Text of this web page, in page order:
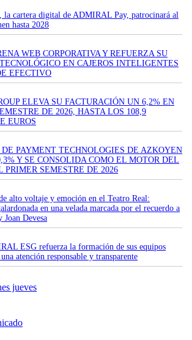
la cartera digital de ADMIRAL Pay, patrocinará al
hasta 2028
WEB CORPORATIVA Y REFUERZA SU
EN CAJEROS INTELIGENTES
EFECTIVO
ELEVA SU FACTURACIÓN UN 6,2% EN
DE 2026, HASTA LOS 108,9
EUROS
PAYMENT TECHNOLOGIES DE AZKOYEN
Y SE CONSOLIDA COMO EL MOTOR DEL
PRIMER SEMESTRE DE 2026
alto voltaje y emoción en el Teatro Real:
en una velada marcada por el recuerdo a
Joan Devesa
ESG refuerza la formación de sus equipos
atención responsable y transparente